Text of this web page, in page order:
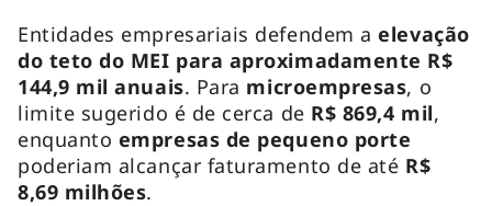
Entidades empresariais defendem aelevação
do teto do MEI para aproximadamente R$
144,9 mil anuais. Para microempresas, o
limite sugerido é de cerca de R$ 869,4 mil,
enquanto empresas de pequeno porte
poderiam alcançar faturamento de até R$
8,69 milhões.